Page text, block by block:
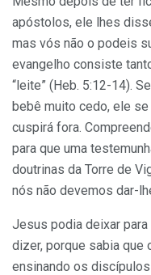
apóstolos, ele lhes
mas vós não o podeis
evangelho consiste
“leite” (Heb. 5:12-14).
bebê muito cedo, ele
cuspirá fora.
para que uma
doutrinas da Torre de
nós não devemos dar-
Jesus podia deixar
dizer, porque sabia que
ensinando os discípulos